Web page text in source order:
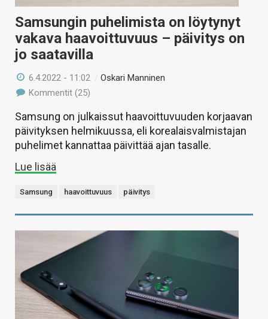
Samsungin puhelimista on löytynyt
vakava haavoittuvuus – päivitys on
jo saatavilla
6.4.2022 - 11:02 /Oskari Manninen
Kommentit (25)
Samsung on julkaissut haavoittuvuuden korjaavan
päivityksen helmikuussa, eli korealaisvalmistajan
puhelimet kannattaa päivittää ajan tasalle.
Lue lisää
Samsung haavoittuvuus päivitys